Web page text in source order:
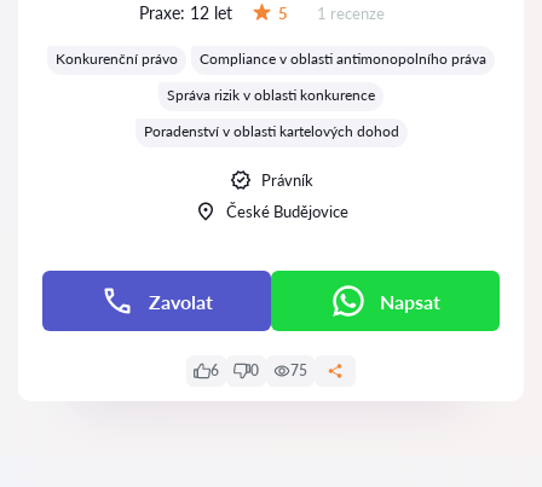
Praxe: 12 let 5 Recenzí:
1 recenze
Konkurenční právo
Compliance v oblasti antimonopolního práva
Správa rizik v oblasti konkurence
Poradenství v oblasti kartelových dohod
Právník
České Budějovice
Zavolat Napsat
6 0 75